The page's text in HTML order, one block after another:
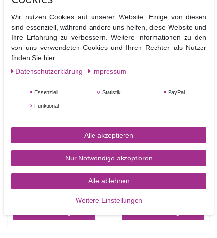
Ähnliche Artikel
TOP-ARTIKEL
Cake Drum gold rund 25
3,90 €
Cake Drum gold rund
30,5 cm
3,90 €
Wir nutzen Cookies auf unserer Website. Einige von diesen
sind essenziell, während andere uns helfen, diese Website und
Ihre Erfahrung zu verbessern. Weitere Informationen zu den
von uns verwendeten Cookies und Ihren Rechten als Nutzer
finden Sie hier:
Daten­schutz­erklärung
Impressum
Essenziell Statistik PayPal
Funktional
Alle akzeptieren
Nur Notwendige akzeptieren
Alle ablehnen
Weitere Einstellungen